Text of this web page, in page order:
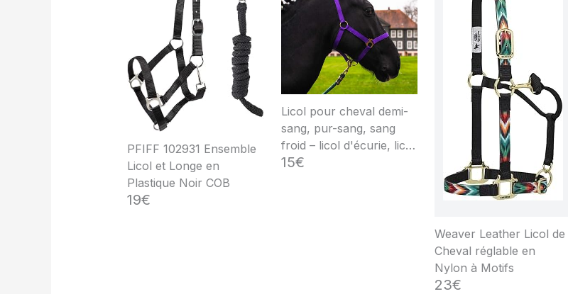
PFIFF 102931 Ensemble
Licol et Longe en
Plastique Noir COB
19€
Licol pour cheval demi-
sang, pur-sang, sang
froid – licol d'écurie, licol
de pâturage, réglable en
15€
Weaver Leather Licol de
Cheval réglable en
Nylon à Motifs
23€